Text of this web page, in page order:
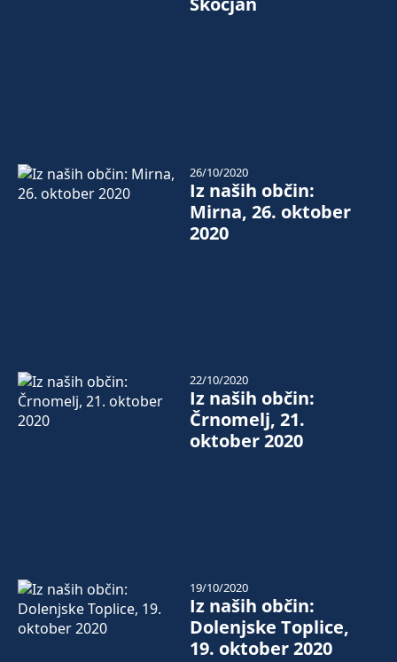
Iz naših občin:
Mirna, 26. oktober
2020
26/10/2020
Iz naših občin:
Črnomelj, 21.
oktober 2020
22/10/2020
Iz naših občin:
Dolenjske Toplice,
19. oktober 2020
19/10/2020